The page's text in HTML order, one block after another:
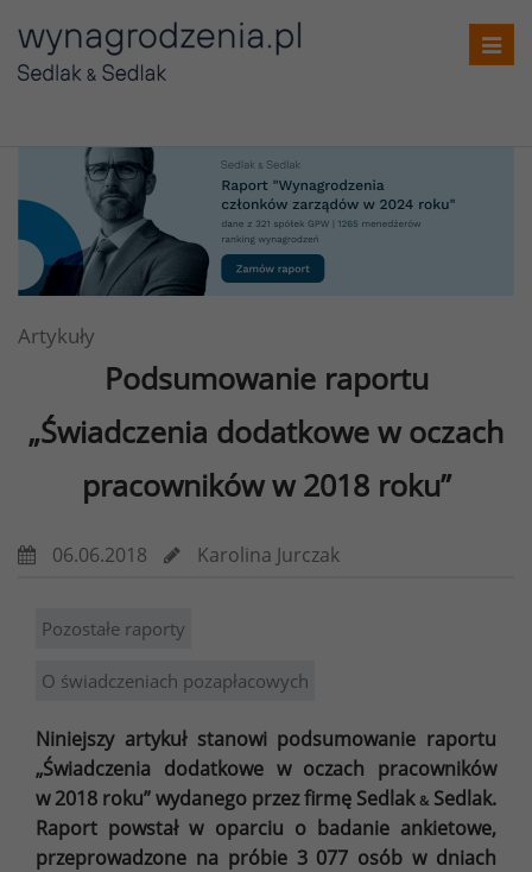
Artykuły
Podsumowanie raportu
„Świadczenia dodatkowe w oczach
pracowników w 2018 roku”
06.06.2018 Karolina Jurczak
Pozostałe raporty
O świadczeniach pozapłacowych
Niniejszy artykuł stanowi podsumowanie raportu
„Świadczenia dodatkowe w oczach pracowników
w 2018 roku” wydanego przez firmę Sedlak &Sedlak.
Raport powstał w oparciu o badanie ankietowe,
przeprowadzone na próbie 3 077 osób w dniach